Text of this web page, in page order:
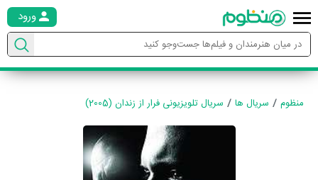
ورود
منظوم سریال ها سریال تلویزیونی فرار از زندان (2005)